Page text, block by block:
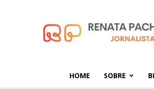
HOME SOBRE